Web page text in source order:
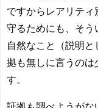
ですからレアリテ
守るためにも、そう
自然なこと（説明
拠も無しに言うのは
す。